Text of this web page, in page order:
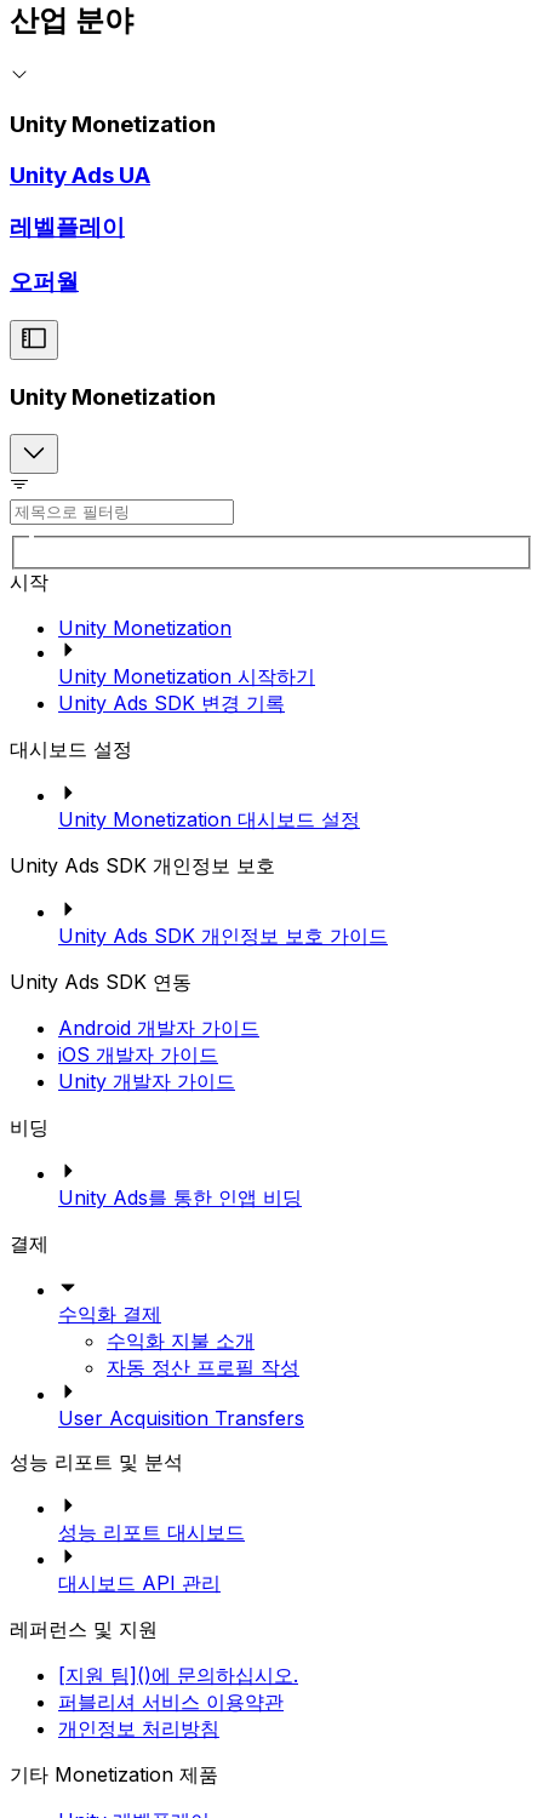
산업 분야
Unity Monetization
Unity Ads UA
레벨플레이
오퍼월
Unity Monetization
시작
Unity Monetization
Unity Monetization 시작하기
Unity Ads SDK 변경 기록
대시보드 설정
Unity Monetization 대시보드 설정
Unity Ads SDK 개인정보 보호
Unity Ads SDK 개인정보 보호 가이드
Unity Ads SDK 연동
Android 개발자 가이드
iOS 개발자 가이드
Unity 개발자 가이드
비딩
Unity Ads를 통한 인앱 비딩
결제
수익화 결제
수익화 지불 소개
자동 정산 프로필 작성
User Acquisition Transfers
성능 리포트 및 분석
성능 리포트 대시보드
대시보드 API 관리
레퍼런스 및 지원
[지원 팀]()에 문의하십시오.
퍼블리셔 서비스 이용약관
개인정보 처리방침
기타 Monetization 제품